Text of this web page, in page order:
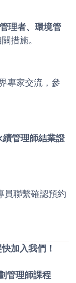
理者、環境管
措施。
專家交流，參
續管理師結業證
員聯繫確認預約
加入我們！
管理師課程